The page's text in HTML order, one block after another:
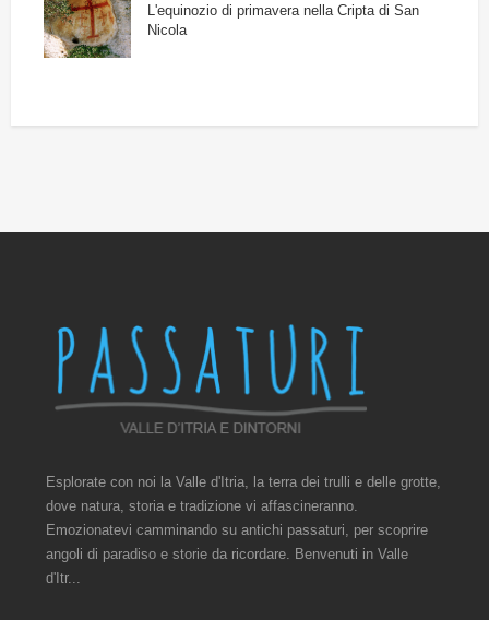
L'equinozio di primavera nella Cripta di San
Nicola
Esplorate con noi la Valle d'Itria, la terra dei trulli e delle grotte,
dove natura, storia e tradizione vi affascineranno.
Emozionatevi camminando su antichi passaturi, per scoprire
angoli di paradiso e storie da ricordare. Benvenuti in Valle
d'Itr...